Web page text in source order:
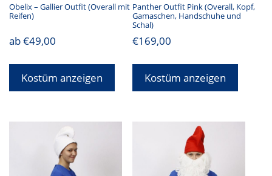
Obelix – Gallier Outfit (Overall mit
Reifen)
ab€49,00
Kostüm anzeigen
Panther Outfit Pink (Overall, Kopf,
Gamaschen, Handschuhe und
Schal)
€169,00
Kostüm anzeigen